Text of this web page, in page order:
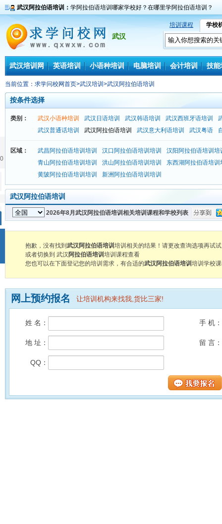
武汉阿拉伯语培训： 学阿拉伯语培训哪家学校好？在哪里学阿拉伯语培训？
武汉
培训课程 学校
武汉培训网 英语培训 小语种培训 电脑培训 会计培训 技能
当前位置： 求学问校网首页>武汉培训 >武汉阿拉伯语培训
按条件选择
类别： 武汉小语种培训 武汉日语培训 武汉韩语培训 武汉西班牙语培训
武汉普通话培训
武汉阿拉伯语培训 武汉意大利语培训 武汉粤语
区域： 武昌阿拉伯语培训培训 汉口阿拉伯语培训培训
汉阳阿拉伯语培训培
青山阿拉伯语培训培训
洪山阿拉伯语培训培训
东西湖阿拉伯语培训
黄陂阿拉伯语培训培训
新洲阿拉伯语培训培训
武汉阿拉伯语培训
2026年8月武汉阿拉伯语培训相关培训课程和学校列表
抱歉，没有找到 武汉阿拉伯语培训 培训相关的结果！请更改查询选项再试
或者切换到 武汉 阿拉伯语培训 培训课程查看
您也可以在下面登记您的培训需求，有合适的武汉阿拉伯语培训 培训学校
网上预约报名 让培训机构来找我,货比三家!
姓 名： 手 机：
地 址： 留 言：
QQ：